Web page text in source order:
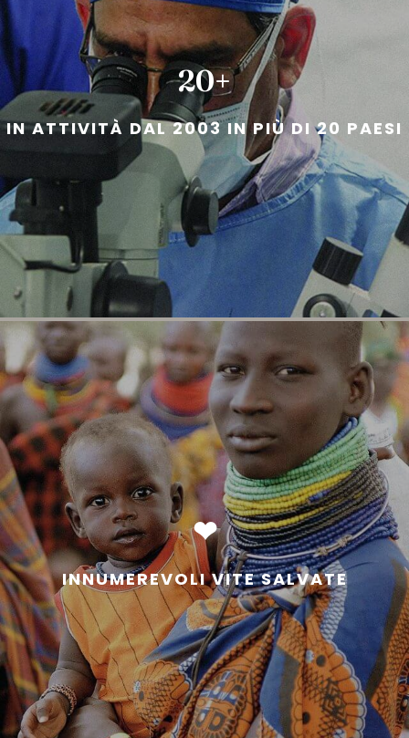
20+
IN ATTIVITÀ DAL 2003 IN PIÙ DI 20 PAESI
❤
INNUMEREVOLI VITE SALVATE